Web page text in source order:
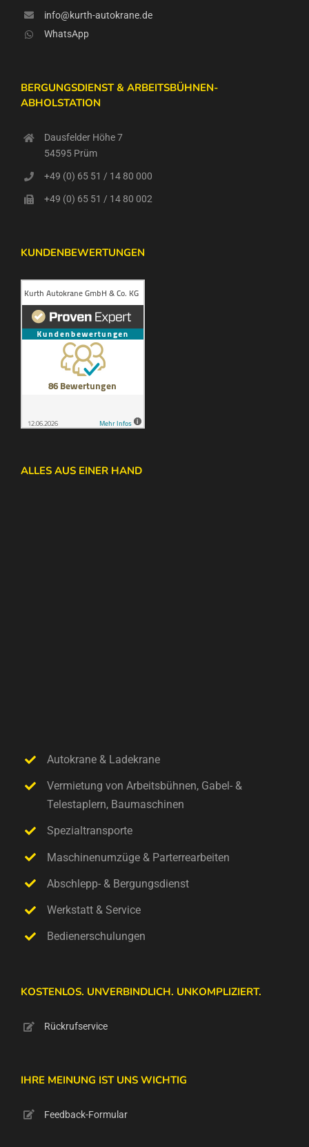
info@kurth-autokrane.de
WhatsApp
BERGUNGSDIENST & ARBEITSBÜHNEN-
ABHOLSTATION
Dausfelder Höhe 7
54595 Prüm
+49 (0) 65 51 / 14 80 000
+49 (0) 65 51 / 14 80 002
KUNDENBEWERTUNGEN
ALLES AUS EINER HAND
Autokrane & Ladekrane
Vermietung von Arbeitsbühnen, Gabel- &
Telestaplern, Baumaschinen
Spezialtransporte
Maschinenumzüge & Parterrearbeiten
Abschlepp- & Bergungsdienst
Werkstatt & Service
Bedienerschulungen
KOSTENLOS. UNVERBINDLICH. UNKOMPLIZIERT.
Rückrufservice
IHRE MEINUNG IST UNS WICHTIG
Feedback-Formular